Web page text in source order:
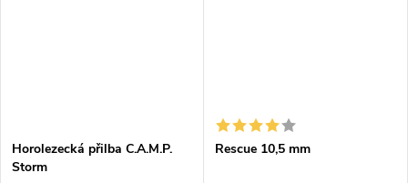
Horolezecká přilba C.A.M.P.
Storm
Rescue 10,5 mm